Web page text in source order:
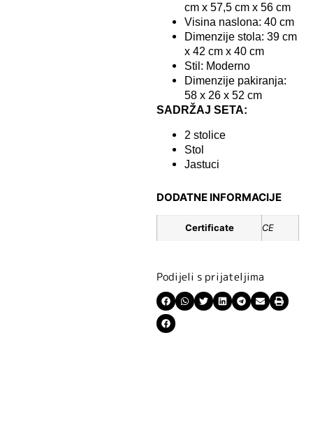
cm x 57,5 ​​cm x 56 cm
Visina naslona: 40 cm
Dimenzije stola: 39 cm
x 42 cm x 40 cm
Stil: Moderno
Dimenzije pakiranja:
58 x 26 x 52 cm
SADRŽAJ SETA:
2 stolice
Stol
Jastuci
DODATNE INFORMACIJE
Certificate CE
Podijeli s prijateljima